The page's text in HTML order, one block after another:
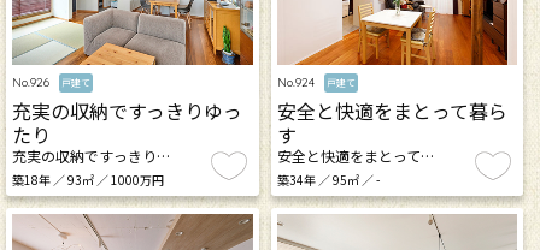
No.926 戸建て
充実の収納ですっきりゆっ
たり
充実の収納ですっきり…
築18年 ／ 93㎡ ／ 1000万円
No.924 戸建て
安全と快適をまとって暮ら
す
安全と快適をまとって…
築34年 ／ 95㎡ ／ -